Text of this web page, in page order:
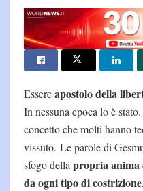
Essereapostolo della
In nessuna epoca lo è
concetto che molti hanno
vissuto. Le parole di
sfogo della propria anima
da ogni tipo di costrizione